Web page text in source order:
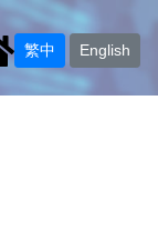
繁中 English